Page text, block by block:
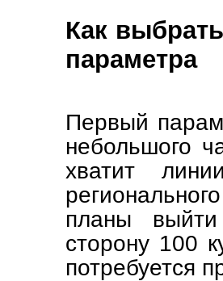
Как
параметра
Первый
небольшого
хватит
планы
сторону 100
потребуется